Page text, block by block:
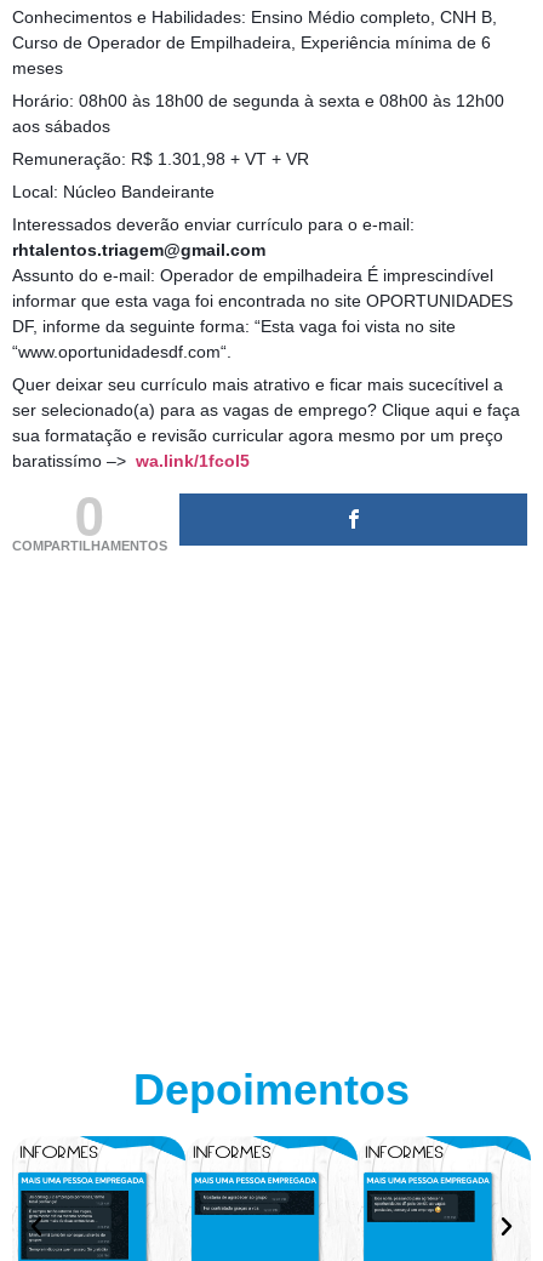
Conhecimentos e Habilidades: Ensino Médio completo, CNH B,
Curso de Operador de Empilhadeira, Experiência mínima de 6
meses
Horário: 08h00 às 18h00 de segunda à sexta e 08h00 às 12h00
aos sábados
Remuneração: R$ 1.301,98 + VT + VR
Local: Núcleo Bandeirante
Interessados deverão enviar currículo para o e-mail:
rhtalentos.triagem@gmail.com
Assunto do e-mail: Operador de empilhadeira É imprescindível
informar que esta vaga foi encontrada no site OPORTUNIDADES
DF, informe da seguinte forma: “Esta vaga foi vista no site
“www.oportunidadesdf.com“.
Quer deixar seu currículo mais atrativo e ficar mais sucecítivel a
ser selecionado(a) para as vagas de emprego? Clique aqui e faça
sua formatação e revisão curricular agora mesmo por um preço
baratissímo –> wa.link/1fcol5
0
COMPARTILHAMENTOS
Depoimentos